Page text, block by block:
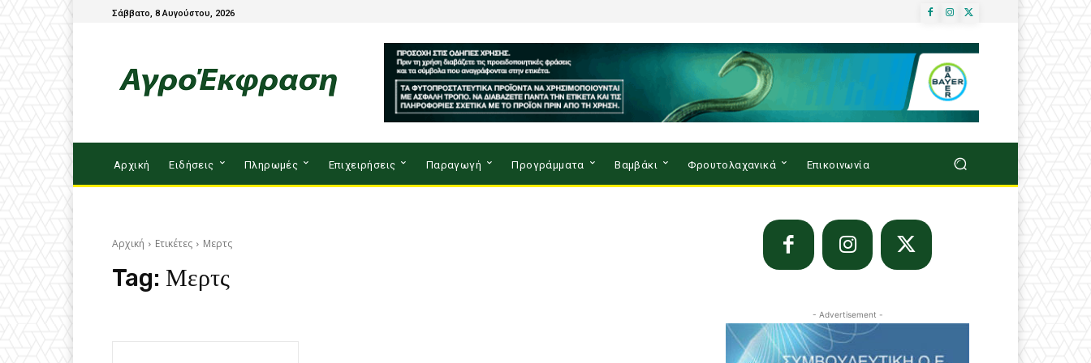
Σάββατο, 8 Αυγούστου, 2026
Αρχική Ειδήσεις Πληρωμές Επιχειρήσεις Παραγωγή Προγράμματα Βαμβάκι Φρουτολαχανικά Επικοινωνία
Αρχική Ετικέτες Μερτς
Tag: Μερτς
- Advertisement -